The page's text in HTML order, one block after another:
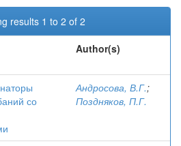
results 1 to 2 of 2
Author(s)
со
Андросова, В.Г.;
Поздняков, П.Г.